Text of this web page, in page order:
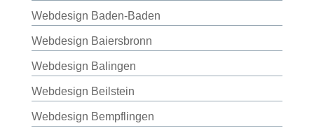
Webdesign Baden-Baden
Webdesign Baiersbronn
Webdesign Balingen
Webdesign Beilstein
Webdesign Bempflingen